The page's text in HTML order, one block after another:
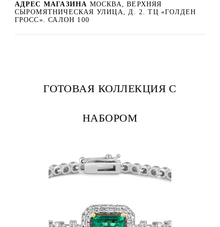
АДРЕС МАГАЗИНА МОСКВА, ВЕРХНЯЯ
СЫРОМЯТНИЧЕСКАЯ УЛИЦА, Д. 2. ТЦ «ГОЛДЕН
ГРОСС». САЛОН 100
ГОТОВАЯ КОЛЛЕКЦИЯ С
НАБОРОМ